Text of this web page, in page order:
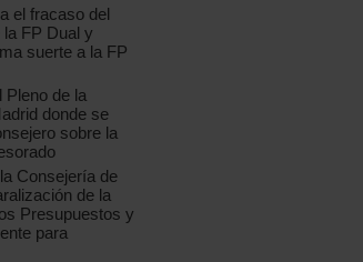
el fracaso del
FP Dual y
suerte a la FP
Pleno de la
donde se
sobre la
Consejería de
de la
Presupuestos y
para